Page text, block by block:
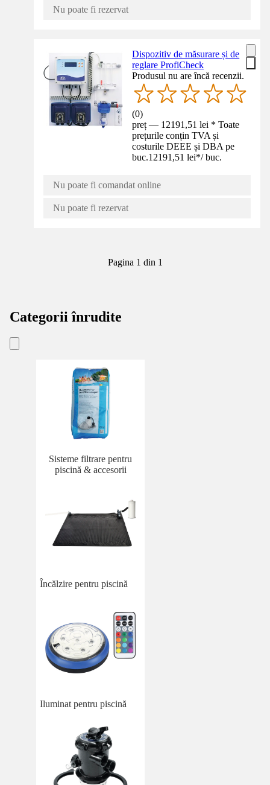
Nu poate fi rezervat
Dispozitiv de măsurare și de
reglare ProfiCheck
Produsul nu are încă recenzii.
(0)
preț — 12191,51 lei * Toate
prețurile conțin TVA și
costurile DEEE și DBA pe
buc.12191,51 lei*/ buc.
Nu poate fi comandat online
Nu poate fi rezervat
Pagina 1 din 1
Categorii înrudite
Sisteme filtrare pentru
piscină & accesorii
Încălzire pentru piscină
Iluminat pentru piscină